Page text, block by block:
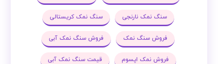
سنگ نمک نارنجی سنگ نمک کریستالی
فروش سنگ نمک فروش سنگ نمک آبی
فروش نمک اپسوم قیمت سنگ نمک آبی